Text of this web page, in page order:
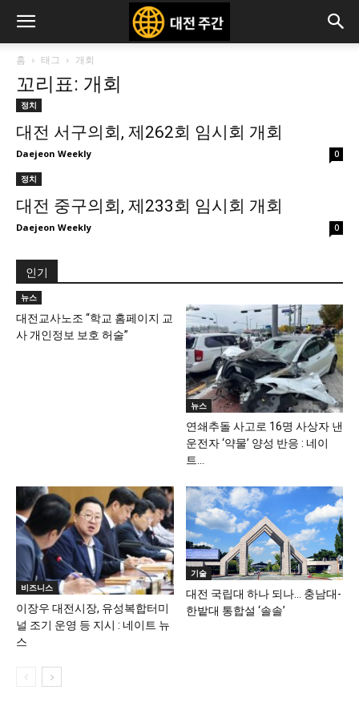
홈 태그 개회
꼬리표: 개회
정치
대전 서구의회, 제262회 임시회 개회
Daejeon Weekly 0
정치
대전 중구의회, 제233회 임시회 개회
Daejeon Weekly 0
인기
뉴스
대전교사노조 “학교 홈페이지 교
사 개인정보 보호 허술”
뉴스
연쇄추돌 사고로 16명 사상자 낸
운전자 ‘약물’ 양성 반응 : 네이
트...
비즈니스
이장우 대전시장, 유성복합터미
널 조기 운영 등 지시 : 네이트 뉴
스
기술
대전 국립대 하나 되나… 충남대-
한밭대 통합설 ‘솔솔’